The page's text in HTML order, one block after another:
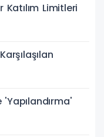
Limitleri